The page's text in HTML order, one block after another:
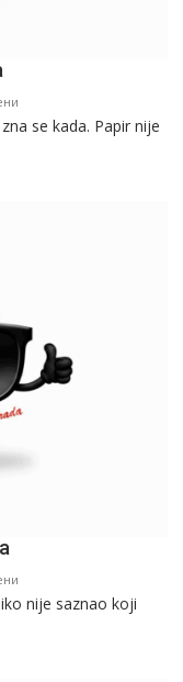
Beogradska
se kada. Papir nije
Beogradska
nije saznao koji